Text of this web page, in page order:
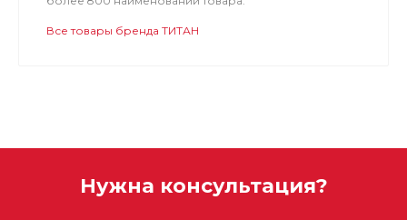
Все товары бренда ТИТАН
Нужна консультация?